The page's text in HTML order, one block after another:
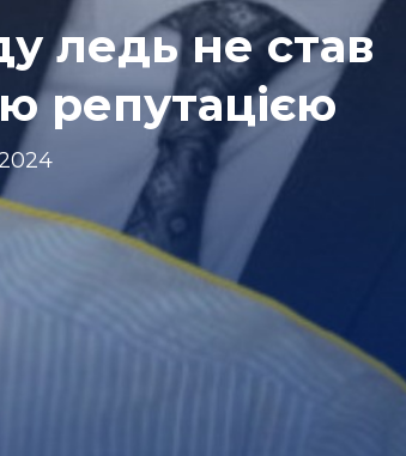
ледь не став
репутацією